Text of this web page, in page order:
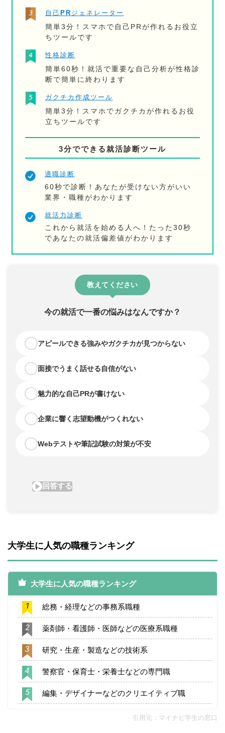
自己PRジェネレーター
簡単3分！スマホで自己PRが作れるお役立
ちツールです
性格診断
簡単60秒！就活で重要な自己分析が性格診
断で簡単に終わります
ガクチカ作成ツール
簡単3分！スマホでガクチカが作れるお役
立ちツールです
3分でできる就活診断ツール
適職診断
60秒で診断！あなたが受けない方がいい
業界・職種がわかります
就活力診断
これから就活を始める人へ！たった30秒
であなたの就活偏差値がわかります
大学生に人気の職種ランキング
大学生に人気の職種ランキング
1 総務・経理などの事務系職種
2 薬剤師・看護師・医師などの医療系職種
3 研究・生産・製造などの技術系
4 警察官・保育士・栄養士などの専門職
5 編集・デザイナーなどのクリエイティブ職
引用元： マイナビ学生の窓口